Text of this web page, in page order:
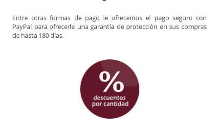
Entre otras formas de pago le ofrecemos el pago seguro con
PayPal para ofrecerle una garantía de protección en sus compras
de hasta 180 días.